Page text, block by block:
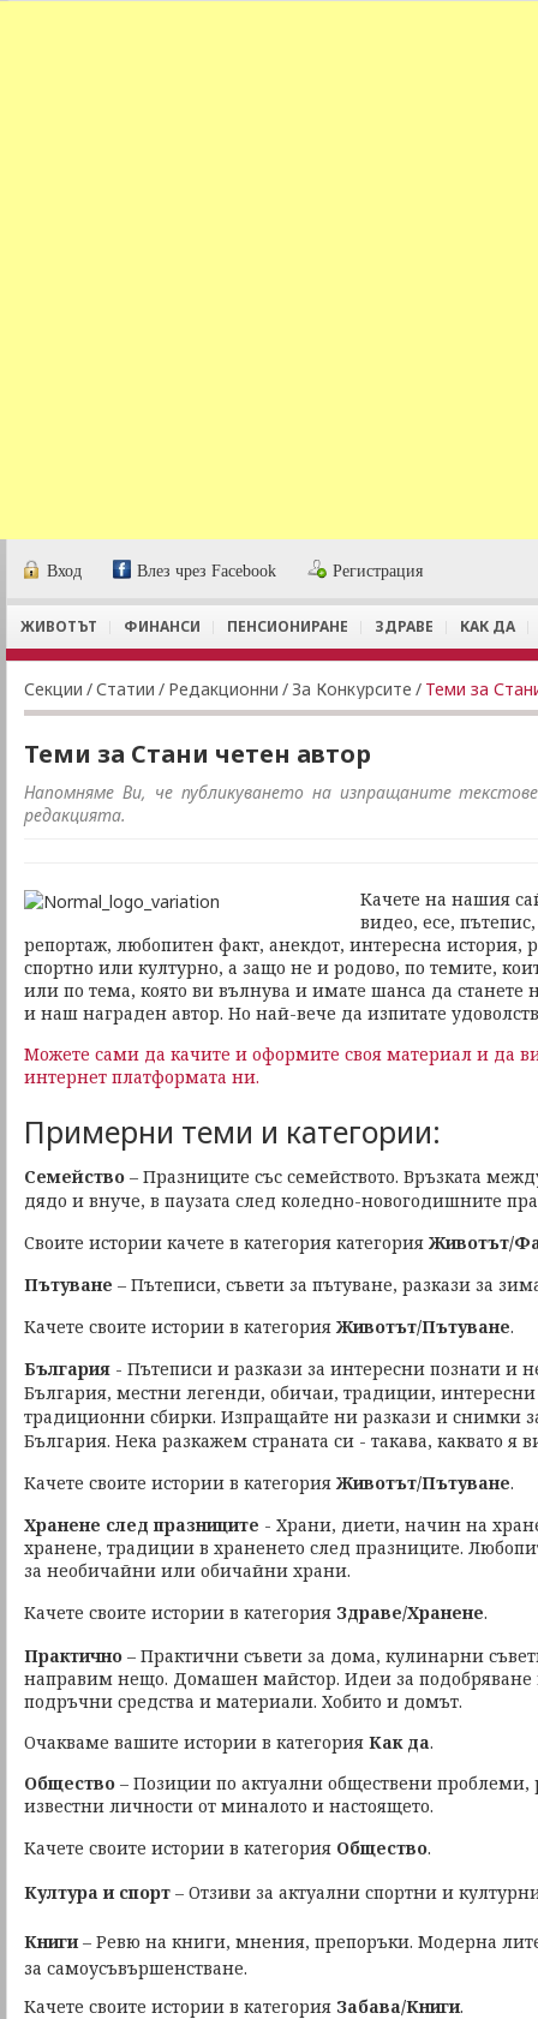
Вход Влез чрез Facebook Регистрация
ЖИВОТЪТ ФИНАНСИ ПЕНСИОНИРАНЕ ЗДРАВЕ КАК ДА
Секции /Статии / Редакционни / За Конкурсите / Теми за
Теми за Стани четен автор
Напомняме Ви, че публикуването на изпращаните
редакцията.
Качете на нашия
видео, есе,
репортаж, любопитен факт, анекдот, интересна история,
спортно или културно, а защо не и родово, по темите,
или по тема, която ви вълнува и имате шанса да станете
и наш награден автор. Но най-вече да изпитате
Можете сами да качите и оформите своя материал и да
интернет платформата ни.
Примерни теми и категории:
Семейство – Празниците със семейството. Връзката
дядо и внуче, в паузата след коледно-новогодишните
Своите истории качете в категория категория Животът/
Пътуване – Пътеписи, съвети за пътуване, разкази за
Качете своите истории в категория Животът/Пътуване.
България - Пътеписи и разкази за интересни познати и
България, местни легенди, обичаи, традиции,
традиционни сбирки. Изпращайте ни разкази и снимки
България. Нека разкажем страната си - такава, каквато я
Качете своите истории в категория Животът/Пътуване.
Хранене след празниците - Храни, диети, начин на
хранене, традиции в храненето след празниците.
за необичайни или обичайни храни.
Качете своите истории в категория Здраве/Хранене.
Практично – Практични съвети за дома, кулинарни
направим нещо. Домашен майстор. Идеи за подобряване
подръчни средства и материали. Хобито и домът.
Очакваме вашите истории в категория Как да.
Общество – Позиции по актуални обществени проблеми,
известни личности от миналото и настоящето.
Качете своите истории в категория Общество.
Култура и спорт – Отзиви за актуални спортни и
Книги– Ревю на книги, мнения, препоръки. Модерна
за самоусъвършенстване.
Качете своите истории в категория Забава/Книги.